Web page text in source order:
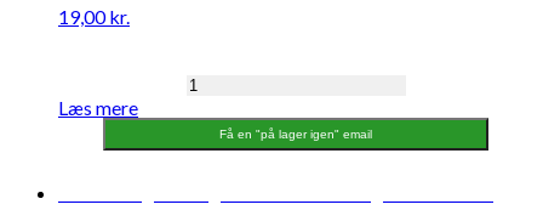
19,00kr.
antal
Læs mere
Få en "på lager igen" email